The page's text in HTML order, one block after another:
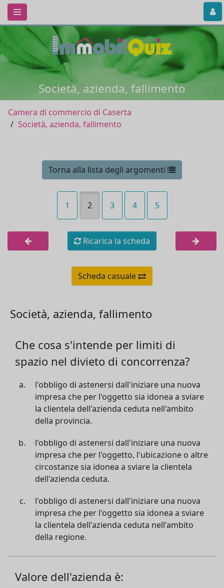
Società, azienda, fallimento
Camera di commercio di Caserta
Società, azienda, fallimento
Torna alla lista degli argomenti
1 2 3 4 5
Ricarica la scheda
Scheda casuale
Società, azienda, fallimento
Che cosa s'intende per limiti di
spazio nel divieto di concorrenza?
l'obbligo di astenersi dall'iniziare una nuova
impresa che per l'oggetto sia idonea a sviare
la clientela dell'azienda ceduta nell'ambito
della provincia.
l'obbligo di astenersi dall'iniziare una nuova
impresa che per l'oggetto, l'ubicazione o altre
circostanze sia idonea a sviare la clientela
dell'azienda ceduta.
l'obbligo di astenersi dall'iniziare una nuova
impresa che per l'oggetto sia idonea a sviare
la clientela dell'azienda ceduta nell'ambito
della regione.
Valore dell'azienda è: